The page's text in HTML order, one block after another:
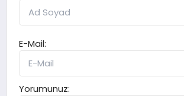
E-Mail:
Yorumunuz: